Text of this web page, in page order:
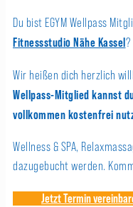
Du bist EGYM Wellpass
Fitnessstudio Nähe Kassel?
Wir heißen dich herzlich
Wellpass-Mitglied kannst
vollkommen kostenfrei
Wellness & SPA,
dazugebucht werden.
Jetzt Termin